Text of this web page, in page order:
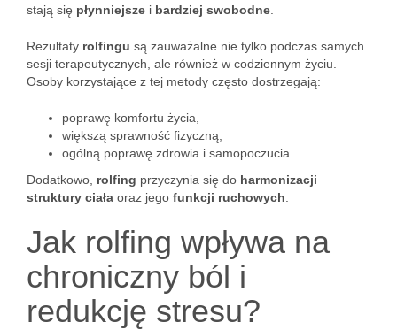
stają się płynniejsze i bardziej swobodne
Rezultaty rolfingu są zauważalne nie tylko podczas samych
sesji terapeutycznych, ale również w codziennym życiu.
Osoby korzystające z tej metody często dostrzegają:
poprawę komfortu życia,
większą sprawność fizyczną,
ogólną poprawę zdrowia i samopoczucia.
Dodatkowo, rolfing przyczynia się do harmonizacji
struktury ciała oraz jego funkcji ruchowych
Jak rolfing wpływa na
chroniczny ból i
redukcję stresu?